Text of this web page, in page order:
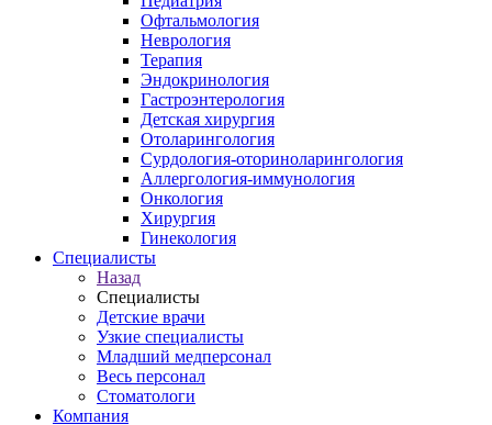
Офтальмология
Неврология
Терапия
Эндокринология
Гастроэнтерология
Детская хирургия
Отоларингология
Сурдология-оториноларингология
Аллергология-иммунология
Онкология
Хирургия
Гинекология
Специалисты
Назад
Специалисты
Детские врачи
Узкие специалисты
Младший медперсонал
Весь персонал
Стоматологи
Компания